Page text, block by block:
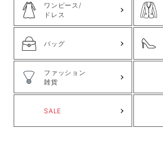
ワンピース/
ドレス
バッグ
ファッション
雑貨
SALE